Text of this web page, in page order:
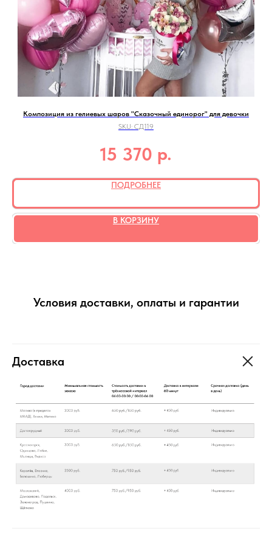
Композиция из гелиевых шаров "Сказочный единорог" для девочки
SKU: СД119
15 370 р.
ПОДРОБНЕЕ
В КОРЗИНУ
Условия доставки, оплаты и гарантии
Доставка